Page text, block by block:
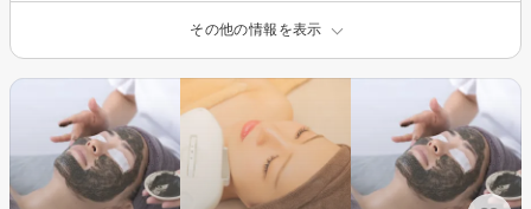
その他の情報を表示